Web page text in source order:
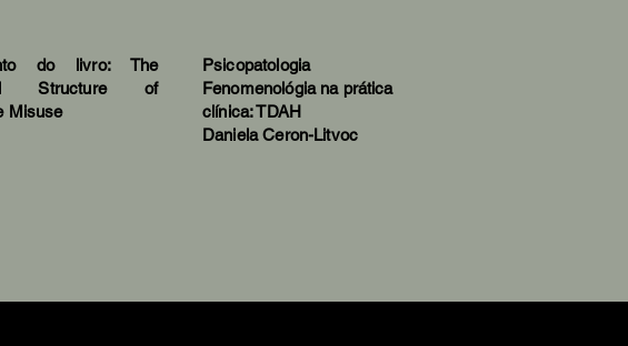
do livro: The
Structure of
Misuse
Psicopatologia
Fenomenológia na prática
clínica: TDAH
Daniela Ceron-Litvoc